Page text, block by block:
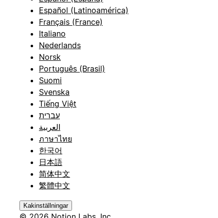
Español (Latinoamérica)
Français (France)
Italiano
Nederlands
Norsk
Português (Brasil)
Suomi
Svenska
Tiếng Việt
עברית
العربية
ภาษาไทย
한국어
日本語
简体中文
繁體中文
Kakinställningar